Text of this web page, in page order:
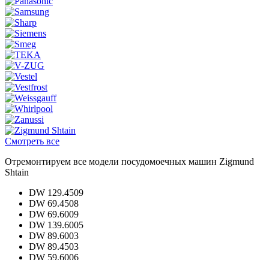
Смотреть все
Отремонтируем все модели посудомоечных машин Zigmund
Shtain
DW 129.4509
DW 69.4508
DW 69.6009
DW 139.6005
DW 89.6003
DW 89.4503
DW 59.6006